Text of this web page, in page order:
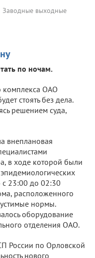
Заводные выходные
по ночам.
комплекса ОАО
стоять без дела.
решением суда,
внеплановая
в ходе которой были
с 23:00 до 02:30
расположенного
нормы.
оборудование
отделения ОАО.
России по Орловской
нового